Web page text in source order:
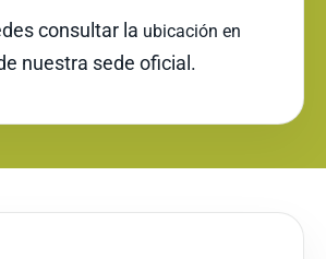
consultar la ubicación en
nuestra sede oficial.